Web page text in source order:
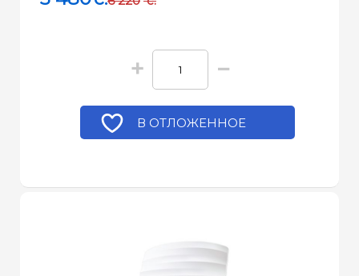
+ −
В ОТЛОЖЕННОЕ